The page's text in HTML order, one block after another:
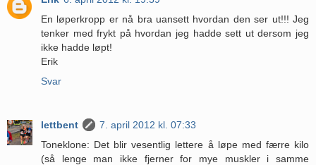
En løperkropp er nå bra uansett hvordan den ser ut!!! Jeg
tenker med frykt på hvordan jeg hadde sett ut dersom jeg
ikke hadde løpt!
Erik
Svar
lettbent
7. april 2012 kl. 07:33
Toneklone: Det blir vesentlig lettere å løpe med færre kilo
(så lenge man ikke fjerner for mye muskler i samme